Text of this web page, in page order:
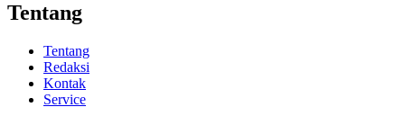
Tentang
Tentang
Redaksi
Kontak
Service